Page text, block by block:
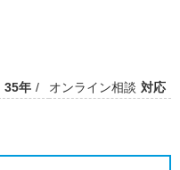
35年 オンライン相談 対応